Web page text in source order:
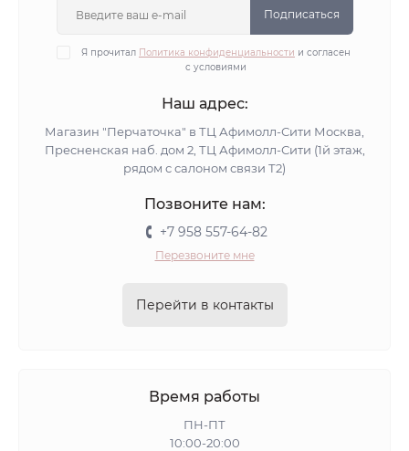
Подписаться
Я прочитал Политика конфиденциальности и согласен
с условиями
Наш адрес:
Магазин "Перчаточка" в ТЦ Афимолл-Сити Москва,
Пресненская наб. дом 2, ТЦ Афимолл-Сити (1й этаж,
рядом с салоном связи Т2)
Позвоните нам:
+7 958 557-64-82
Перезвоните мне
Перейти в контакты
Время работы
ПН-ПТ
10:00-20:00